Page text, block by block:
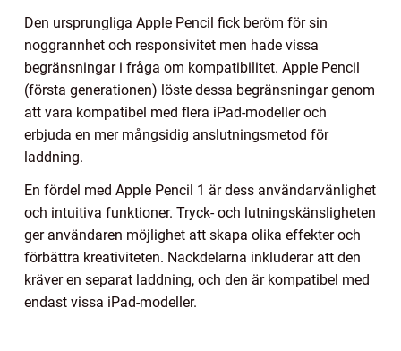
Den ursprungliga Apple Pencil fick beröm för sin
noggrannhet och responsivitet men hade vissa
begränsningar i fråga om kompatibilitet. Apple Pencil
(första generationen) löste dessa begränsningar genom
att vara kompatibel med flera iPad-modeller och
erbjuda en mer mångsidig anslutningsmetod för
laddning.
En fördel med Apple Pencil 1 är dess användarvänlighet
och intuitiva funktioner. Tryck- och lutningskänsligheten
ger användaren möjlighet att skapa olika effekter och
förbättra kreativiteten. Nackdelarna inkluderar att den
kräver en separat laddning, och den är kompatibel med
endast vissa iPad-modeller.